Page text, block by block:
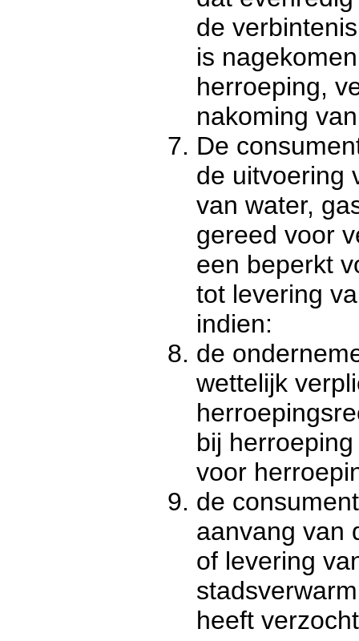
de
is
herroeping,
nakoming
De
de uitvoering
van water,
gereed voor
een beperkt
tot levering
indien:
de
wettelijk
bij
voor
de
aanvang van
of levering
heeft